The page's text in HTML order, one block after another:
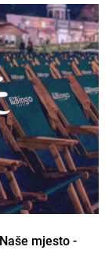
mjesto -